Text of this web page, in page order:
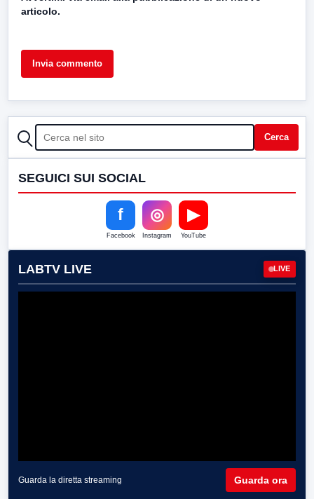
articolo.
CERCA Cerca
SEGUICI SUI SOCIAL
f
Facebook
◎
Instagram
▶
YouTube
LABTV LIVE LIVE
Guarda la diretta streaming Guarda ora